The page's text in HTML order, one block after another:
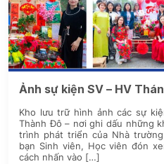
Ảnh sự kiện SV – HV
Kho lưu trữ hình ảnh các sự
Thành Đô – nơi ghi dấu những
trình phát triển của Nhà
bạn Sinh viên, Học viên đón
cách nhấn vào […]